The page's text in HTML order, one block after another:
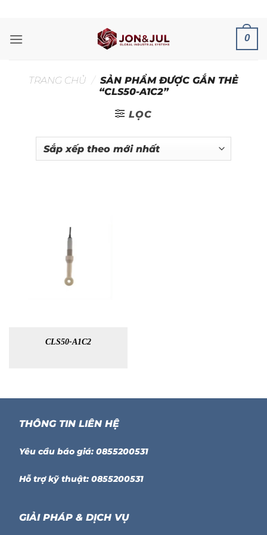
nội
0
TRANG CHỦ / SẢN PHẨM ĐƯỢC GẮN THẺ
“CLS50-A1C2”
LỌC
CLS50-A1C2
THÔNG TIN LIÊN HỆ
Yêu cầu báo giá: 0855200531
Hỗ trợ kỹ thuật: 0855200531
GIẢI PHÁP & DỊCH VỤ